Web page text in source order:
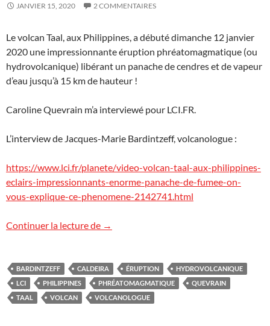
JANVIER 15, 2020 2 COMMENTAIRES
Le volcan Taal, aux Philippines, a débuté dimanche 12 janvier
2020 une impressionnante éruption phréatomagmatique (ou
hydrovolcanique) libérant un panache de cendres et de vapeur
d’eau jusqu’à 15 km de hauteur !
Caroline Quevrain m’a interviewé pour LCI.FR.
L’interview de Jacques-Marie Bardintzeff, volcanologue :
https://www.lci.fr/planete/video-volcan-taal-aux-philippines-
eclairs-impressionnants-enorme-panache-de-fumee-on-
vous-explique-ce-phenomene-2142741.html
Continuer la lecture de Le volcan Taal, Philippines, sur LCI.FR
→
BARDINTZEFF CALDEIRA ÉRUPTION
HYDROVOLCANIQUE
LCI
PHILIPPINES PHRÉATOMAGMATIQUE
QUEVRAIN
TAAL
VOLCAN VOLCANOLOGUE